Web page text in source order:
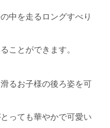
中を走るロングすべり
ことができます。
るお子様の後ろ姿を可
っても華やかで可愛い